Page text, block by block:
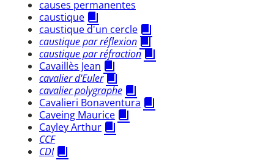
causes permanentes
caustique
caustique d'un cercle
caustique par réflexion
caustique par réfraction
Cavaillès Jean
cavalier d'Euler
cavalier polygraphe
Cavalieri Bonaventura
Caveing Maurice
Cayley Arthur
CCF
CDI